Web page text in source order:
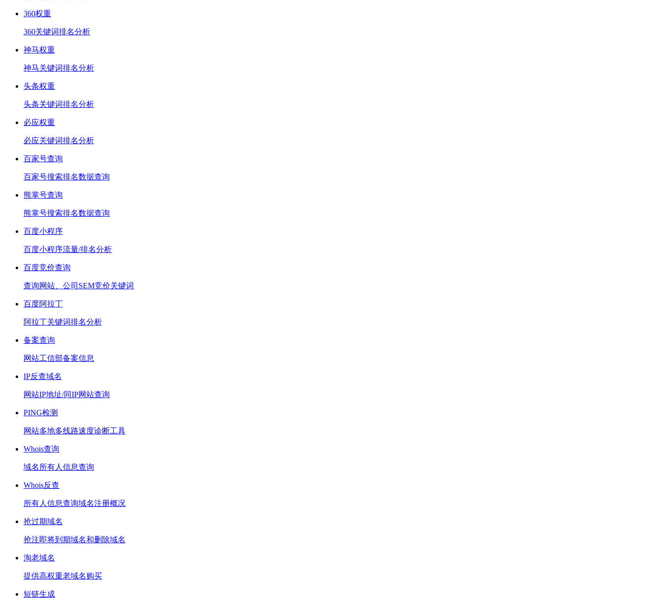
360权重
360关键词排名分析
神马权重
神马关键词排名分析
头条权重
头条关键词排名分析
必应权重
必应关键词排名分析
百家号查询
百家号搜索排名数据查询
熊掌号查询
熊掌号搜索排名数据查询
百度小程序
百度小程序流量/排名分析
百度竞价查询
查询网站、公司SEM竞价关键词
百度阿拉丁
阿拉丁关键词排名分析
备案查询
网站工信部备案信息
IP反查域名
网站IP地址/同IP网站查询
PING检测
网站多地多线路速度诊断工具
Whois查询
域名所有人信息查询
Whois反查
所有人信息查询域名注册概况
抢过期域名
抢注即将到期域名和删除域名
淘老域名
提供高权重老域名购买
短链生成